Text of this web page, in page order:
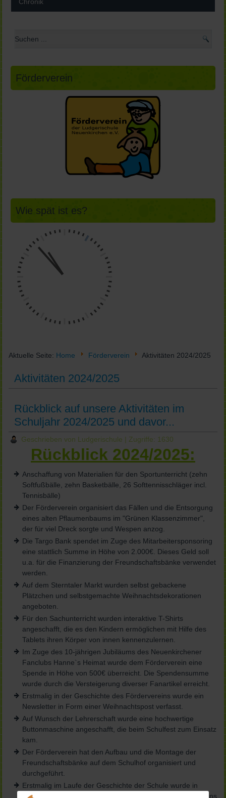
Förderverein
Wie spät ist es?
Aktuelle Seite: Home Förderverein Aktivitäten 2024/2025
Aktivitäten 2024/2025
Rückblick auf unsere Aktivitäten im
Schuljahr 2024/2025 und davor...
Geschrieben von Ludgerischule | Zugriffe: 1630
Rückblick 2024/2025:
Anschaffung von Materialien für den Sportunterricht (zehn
Softfußbälle, zehn Basketbälle, 26 Softtennisschläger incl.
Tennisbälle)
Der Förderverein organisiert das Fällen und die Entsorgung
eines alten Pflaumenbaums im "Grünen Klassenzimmer",
der für viel Dreck sorgte und Wespen anzog.
Die Targo Bank spendet im Zuge des Mitarbeitersponsoring
eine stattlich Summe in Höhe von 2.000€. Dieses Geld soll
u.a. für die Finanzierung der Freundschaftsbänke verwendet
werden.
Auf dem Sterntaler Markt wurden selbst gebackene
Plätzchen und selbstgemachte Weihnachtsdekorationen
angeboten.
Für den Sachunterricht wurden interaktive T-Shirts
angeschafft, die es den Kindern ermöglichen mit Hilfe des
Tablets ihren Körper von innen kennenzulernen.
Im Zuge des 10-jährigen Jubiläums des Neuenkirchener
Fanclubs Hanne`s Heimat wurde dem Förderverein eine
Spende in Höhe von 500€ überreicht. Die Spendensumme
wurde durch die Versteigerung diverser Fanartikel erreicht.
Erstmalig in der Geschichte des Fördervereins wurde ein
Newsletter in Form einer Weihnachtspost verfasst.
Auf Wunsch der Lehrerschaft wurde eine hochwertige
Buttonmaschine angeschafft, die beim Schulfest zum Einsatz
kam.
Der Förderverein hat den Aufbau und die Montage der
Freundschaftsbänke auf dem Schulhof organisiert und
durchgeführt.
Erstmalig im Laufe der Geschichte der Schule wurde in
Kooperation mit dem SUS Neuenkirchen eine Fußball-AG ins